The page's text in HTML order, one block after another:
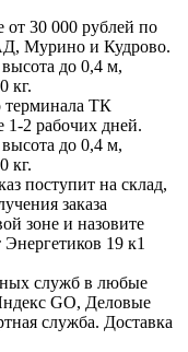
от 30 000 рублей по
Мурино и Кудрово.
до 0,4 м,
кг.
терминала ТК
2 рабочих дней.
до 0,4 м,
кг.
поступит на склад,
заказа
зоне и назовите
19 к1
служб в любые
GO, Деловые
служба. Доставка